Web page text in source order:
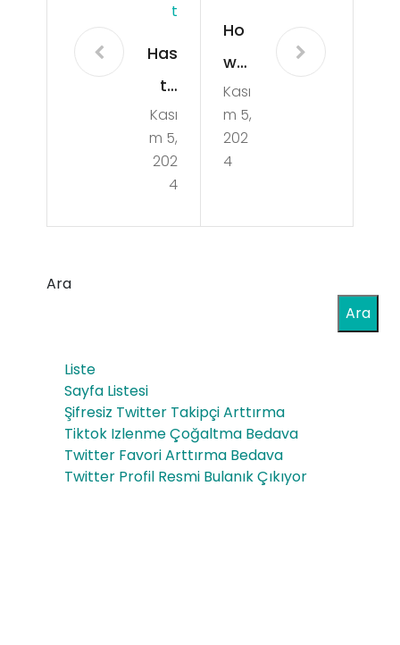
T
Has
ta
Yat
akl
arı
Kası
m 5,
202
4
Ho
w
to
Sta
rt
r
Ch
ann
el
Kası
m 5,
202
4
Ara
Ara
Liste
Sayfa Listesi
Şifresiz Twitter Takipçi Arttırma
Tiktok Izlenme Çoğaltma Bedava
Twitter Favori Arttırma Bedava
Twitter Profil Resmi Bulanık Çıkıyor